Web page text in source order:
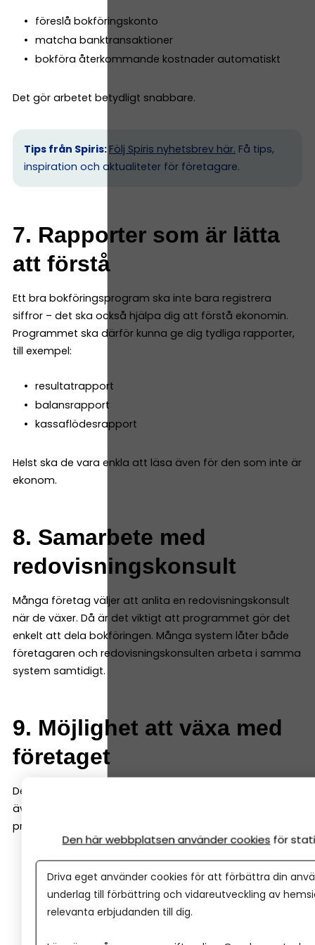
föreslå bokföringskonto
matcha banktransaktioner
bokföra återkommande kostnader automatiskt
Det gör arbetet betydligt snabbare.
Tips från Spiris: Följ Spiris nyhetsbrev här. Få tips,
inspiration och aktualiteter för företagare.
7. Rapporter som är lätta
att förstå
Ett bra bokföringsprogram ska inte bara registrera
siffror – det ska också hjälpa dig att förstå ekonomin.
Programmet ska därför kunna ge dig tydliga rapporter,
till exempel:
resultatrapport
balansrapport
kassaflödesrapport
Helst ska de vara enkla att läsa även för den som inte är
ekonom.
8. Samarbete med
redovisningskonsult
Många företag väljer att anlita en redovisningskonsult
när de växer. Då är det viktigt att programmet gör det
enkelt att dela bokföringen. Många system låter både
företagaren och redovisningskonsulten arbeta i samma
system samtidigt.
9. Möjlighet att växa med
företaget
Det bokföringsprogram du väljer i början bör fungera
även när företaget växer. Det är därför bra om
programmet även kan hantera saker som:
löner
projektredovisning
lager
fler användare
Den här webbplatsen använder cookies för
Driva eget använder cookies för att förbättra din
underlag till förbättring och vidareutveckling av
relevanta erbjudanden till dig.